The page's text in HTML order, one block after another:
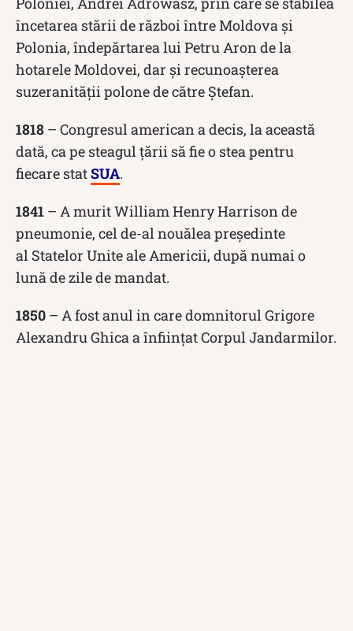
încetarea stării de război între Moldova și
Polonia, îndepărtarea lui Petru Aron de la
hotarele Moldovei, dar și recunoașterea
suzeranității polone de către Ștefan.
1818 – Congresul american a decis, la această
dată, ca pe steagul țării să fie o stea pentru
fiecare statSUA.
1841 – A murit William Henry Harrison de
pneumonie, cel de-al nouălea președinte
al Statelor Unite ale Americii, după numai o
lună de zile de mandat.
1850 – A fost anul in care domnitorul Grigore
Alexandru Ghica a înființat Corpul Jandarmilor.